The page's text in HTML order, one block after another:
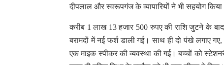
दीपलाल और स्वरूपगंज के व्यापारियों ने भी सहयोग
करीब 1 लाख 13 हजार 500 रुपए की राशि जुटने के
बरामदों में नई फर्श डाली गई। साथ ही दो पंखे लगाए
एक माइक स्पीकर की व्यवस्था की गई। बच्चों को